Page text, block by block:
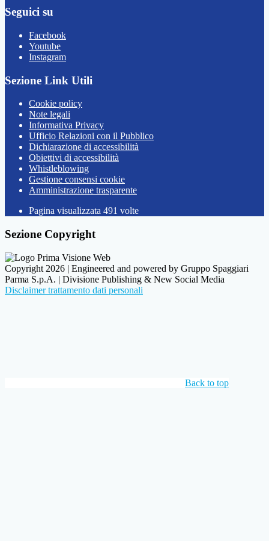
Seguici su
Facebook
Youtube
Instagram
Sezione Link Utili
Cookie policy
Note legali
Informativa Privacy
Ufficio Relazioni con il Pubblico
Dichiarazione di accessibilità
Obiettivi di accessibilità
Whistleblowing
Gestione consensi cookie
Amministrazione trasparente
Pagina visualizzata 491 volte
Sezione Copyright
Copyright 2026 | Engineered and powered by Gruppo Spaggiari
Parma S.p.A. | Divisione Publishing & New Social Media
Disclaimer trattamento dati personali
Back to top